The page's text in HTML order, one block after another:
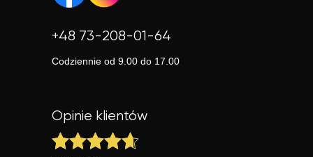
+48 73-208-01-64
Codziennie od 9.00 do 17.00
Opinie klientów